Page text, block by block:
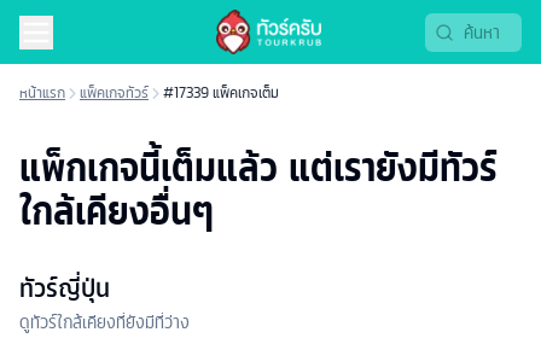
หน้าแรก แพ็คเกจทัวร์ #17339 แพ็คเกจเต็ม
แพ็กเกจนี้เต็มแล้ว แต่เรายังมีทัวร์
ใกล้เคียงอื่นๆ
ทัวร์ญี่ปุ่น
ดูทัวร์ใกล้เคียงที่ยังมีที่ว่าง